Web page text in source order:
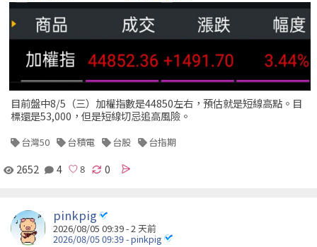
目前盤中8/5（三）加權指數是44850左右，預估就是短線高點。目
標還是53,000，但是短線切忌追高風險。
台灣50 台積電 台股 台指期
2652 4 0
pinkpig
2026/08/05 09:39 - 2 天前
2026/08/05 09:39 - pinkpig